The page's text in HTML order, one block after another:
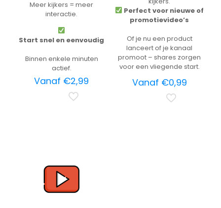
Meer kijkers = meer
interactie.
Start snel en eenvoudig
Binnen enkele minuten
actief.
Vanaf €2,99
Perfect voor nieuwe of
promotievideo’s
Of je nu een product
lanceert of je kanaal
promoot – shares zorgen
voor een vliegende start.
Vanaf €0,99